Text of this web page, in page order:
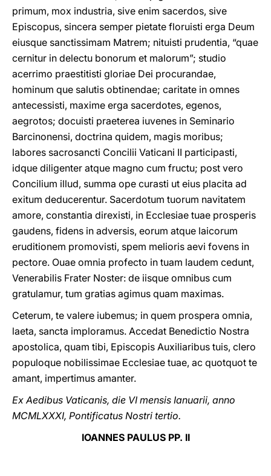
primum, mox industria, sive enim sacerdos, sive
Episcopus, sincera semper pietate floruisti erga Deum
eiusque sanctissimam Matrem; nituisti prudentia, “quae
cernitur in delectu bonorum et malorum”; studio
acerrimo praestitisti gloriae Dei procurandae,
hominum que salutis obtinendae; caritate in omnes
antecessisti, maxime erga sacerdotes, egenos,
aegrotos; docuisti praeterea iuvenes in Seminario
Barcinonensi, doctrina quidem, magis moribus;
labores sacrosancti Concilii Vaticani II participasti,
idque diligenter atque magno cum fructu; post vero
Concilium illud, summa ope curasti ut eius placita ad
exitum deducerentur. Sacerdotum tuorum navitatem
amore, constantia direxisti, in Ecclesiae tuae prosperis
gaudens, fidens in adversis, eorum atque laicorum
eruditionem promovisti, spem melioris aevi fovens in
pectore. Ouae omnia profecto in tuam laudem cedunt,
Venerabilis Frater Noster: de iisque omnibus cum
gratulamur, tum gratias agimus quam maximas.
Ceterum, te valere iubemus; in quem prospera omnia,
laeta, sancta imploramus. Accedat Benedictio Nostra
apostolica, quam tibi, Episcopis Auxiliaribus tuis, clero
populoque nobilissimae Ecclesiae tuae, ac quotquot te
amant, impertimus amanter.
Ex Aedibus Vaticanis, die VI mensis Ianuarii, anno
MCMLXXXI, Pontificatus Nostri tertio.
IOANNES PAULUS PP. II